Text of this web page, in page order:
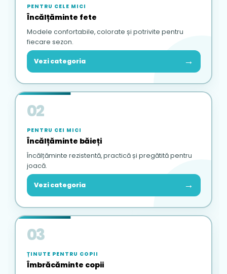
PENTRU CELE MICI
Încălțăminte fete
Modele confortabile, colorate și potrivite pentru
fiecare sezon.
Vezi categoria →
02
PENTRU CEI MICI
Încălțăminte băieți
Încălțăminte rezistentă, practică și pregătită pentru
joacă.
Vezi categoria →
03
ȚINUTE PENTRU COPII
Îmbrăcăminte copii